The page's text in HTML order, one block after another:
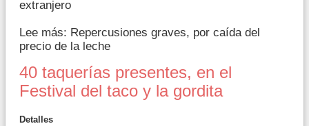
extranjero
Lee más: Repercusiones graves, por caída del
precio de la leche
40 taquerías presentes, en el
Festival del taco y la gordita
Detalles